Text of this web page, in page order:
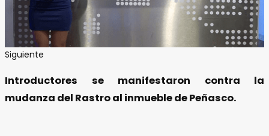
Siguiente
Introductores se manifestaron contra la
mudanza del Rastro al inmueble de Peñasco.